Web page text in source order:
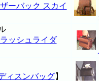
ーバック スカイ
ッシュライダ
ィスンバッグ】